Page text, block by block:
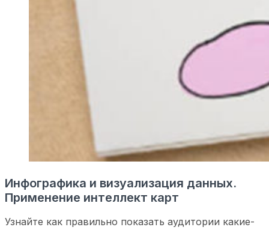
Инфографика и визуализация данных.
Применение интеллект карт
Узнайте как правильно показать аудитории какие-